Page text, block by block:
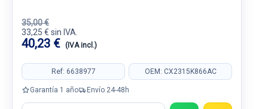
35,00 €
33,25 € sin IVA.
40,23 € (IVA incl.)
Ref: 6638977 OEM: CX2315K866AC
Garantía 1 año Envío 24-48h